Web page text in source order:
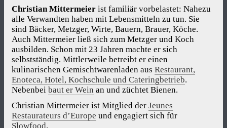
Christian Mittermeier ist familiär vorbelastet: Nahezu
alle Verwandten haben mit Lebensmitteln zu tun. Sie
sind Bäcker, Metzger, Wirte, Bauern, Brauer, Köche.
Auch Mittermeier ließ sich zum Metzger und Koch
ausbilden. Schon mit 23 Jahren machte er sich
selbstständig. Mittlerweile betreibt er einen
kulinarischen Gemischtwarenladen aus Restaurant,
Enoteca, Hotel, Kochschule und Cateringbetrieb.
Nebenbei baut er Wein an und züchtet Bienen.
Christian Mittermeier ist Mitglied der Jeunes
Restaurateurs d’Europe und engagiert sich für
Slowfood.